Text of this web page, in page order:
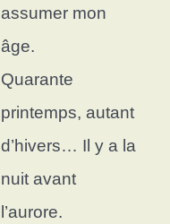
assumer mon
âge.
Quarante
printemps, autant
d’hivers… Il y a la
nuit avant
l’aurore.